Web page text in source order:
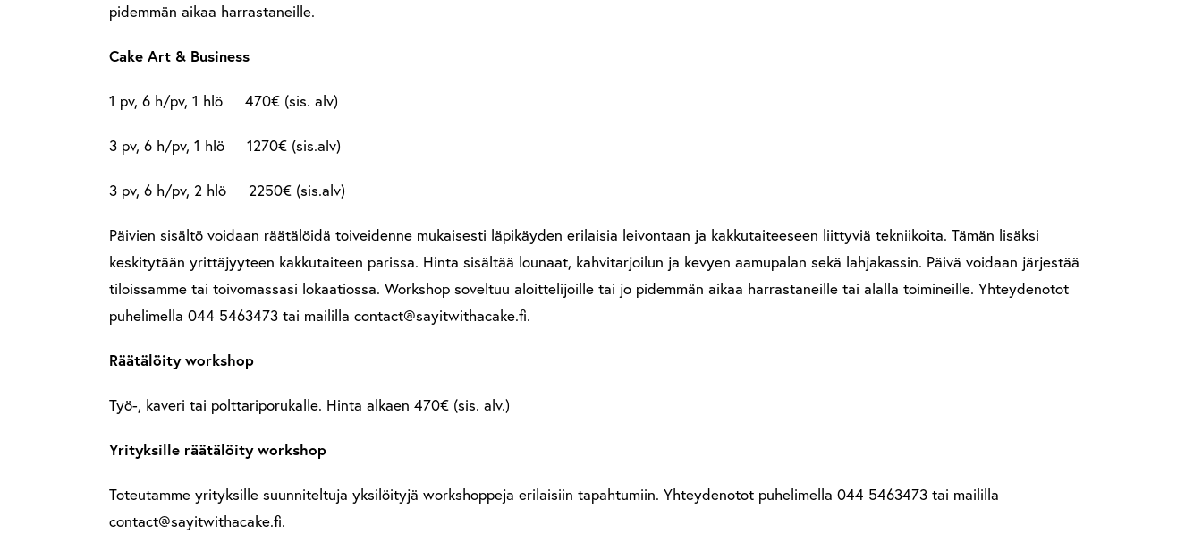
pidemmän aikaa harrastaneille.
Cake Art & Business
1 pv, 6 h/pv, 1 hlö 470€ (sis. alv)
3 pv, 6 h/pv, 1 hlö 1270€ (sis.alv)
3 pv, 6 h/pv, 2 hlö 2250€ (sis.alv)
Päivien sisältö voidaan räätälöidä toiveidenne mukaisesti läpikäyden erilaisia leivontaan ja kakkutaiteeseen liittyviä tekniikoita. Tämän lisäksi
keskitytään yrittäjyyteen kakkutaiteen parissa. Hinta sisältää lounaat, kahvitarjoilun ja kevyen aamupalan sekä lahjakassin. Päivä voidaan järjestää
tiloissamme tai toivomassasi lokaatiossa. Workshop soveltuu aloittelijoille tai jo pidemmän aikaa harrastaneille tai alalla toimineille. Yhteydenotot
puhelimella 044 5463473 tai maililla contact@sayitwithacake.fi.
Räätälöity workshop
Työ-, kaveri tai polttariporukalle. Hinta alkaen 470€ (sis. alv.)
Yrityksille räätälöity workshop
Toteutamme yrityksille suunniteltuja yksilöityjä workshoppeja erilaisiin tapahtumiin. Yhteydenotot puhelimella 044 5463473 tai maililla
contact@sayitwithacake.fi.